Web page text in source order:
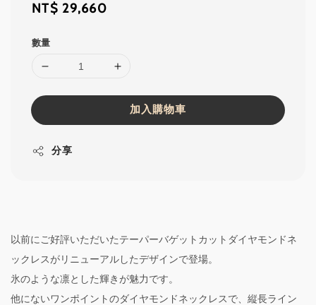
Regular
NT$ 29,660
數量
加入購物車
分享
以前にご好評いただいたテーパーバゲットカットダイヤモンドネ
ックレスがリニューアルしたデザインで登場。
氷のような凛とした輝きが魅力です。
他にないワンポイントのダイヤモンドネックレスで、縦長ライン